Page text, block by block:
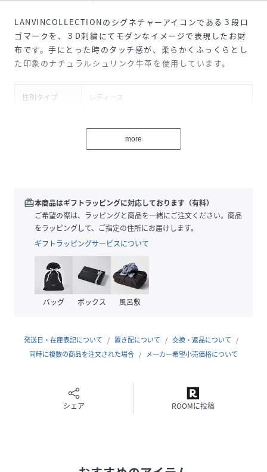
LANVINCOLLECTIONのシグネチャーアイコンである３段ロ
ゴマークを、３D刺繍にてモダンなイメージで表現したお財
布です。手にとった時のタッチ感が、柔らかくふっくらとし
た印象のナチュラルシュリンク牛革を使用しています。
性別タイプ レディース
本体：牛革
品番
PG7948_065645410
( 065645410-10-F PG7948)
more
redeem本商品はギフトラッピングに対応しております（有料）
ご希望の際は、ラッピングと商品を一緒にご注文ください。商品
をラッピングして、ご指定の住所にお届けします。
ギフトラッピングサービスについて
バッグ ボックス 風呂敷
発送日・在庫表記について 置き配について
交換・返品について
同時に複数の商品を注文された場合
メーカー希望小売価格について
シェア ROOMに投稿